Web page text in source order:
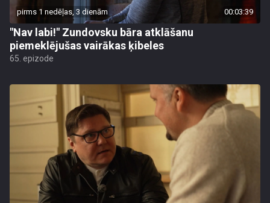
pirms 1 nedēļas, 3 dienām 00:03:39
"Nav labi!" Zundovsku bāra atklāšanu
piemeklējušas vairākas ķibeles
65. epizode